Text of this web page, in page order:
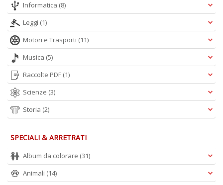
Informatica (8)
Leggi (1)
Motori e Trasporti (11)
Musica (5)
Raccolte PDF (1)
Scienze (3)
Storia (2)
SPECIALI & ARRETRATI
Album da colorare (31)
Animali (14)